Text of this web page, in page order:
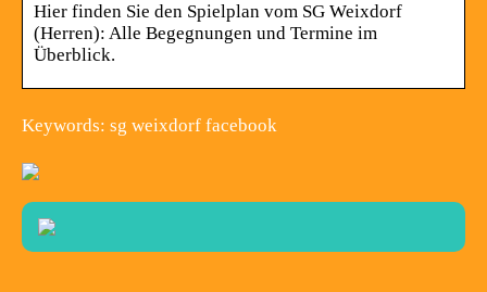
Hier finden Sie den Spielplan vom SG Weixdorf
(Herren): Alle Begegnungen und Termine im
Überblick.
Keywords: sg weixdorf facebook